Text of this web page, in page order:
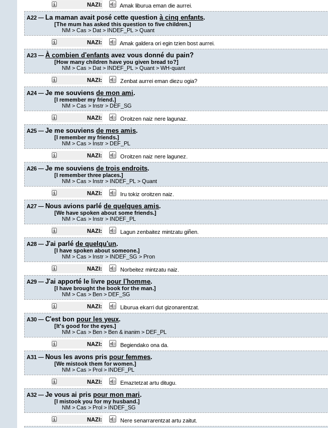
NAZI:
Amak liburua eman die aurrei.
A22 — La maman avait posé cette questionà cinq enfants.
[The mum has asked this question to five children.]
NM >Cas > Dat > INDEF_PL >Quant
NAZI:
Amak galdera ori egin tzien bost aurrei.
A23 —À combien d'enfants avez vous donné du pain?
[How many children have you given bread to?]
NM >Cas > Dat > INDEF_PL >Quant > WH-quant
NAZI:
Zenbat aurrei eman diezu ogia?
A24 —Je me souviensde mon ami.
[I remember my friend.]
NM >Cas > Instr > DEF_SG
NAZI:
Oroitzen naiz nere lagunaz.
A25 —Je me souviensde mes amis.
[I remember my friends.]
NM >Cas > Instr > DEF_PL
NAZI:
Oroitzen naiz nere lagunez.
A26 —Je me souviensde trois endroits.
[I remember three places.]
NM >Cas > Instr > INDEF_PL >Quant
NAZI:
Iru tokiz oroitzen naiz.
A27 — Nous avions parléde quelques amis.
[We have spoken about some friends.]
NM >Cas > Instr > INDEF_PL
NAZI:
Lagun zenbaitez mintzatu giñen.
A28 —J'ai parléde quelqu'un.
[I have spoken about someone.]
NM >Cas > Instr > INDEF_SG > Pron
NAZI:
Norbeitez mintzatu naiz.
A29 —J'ai apporté le livrepour l'homme.
[I have brought the book for the man.]
NM >Cas > Ben > DEF_SG
NAZI:
Liburua ekarri dut gizonarentzat.
A30 —C'est bonpour les yeux.
[It's good for the eyes.]
NM >Cas > Ben > Ben & inanim > DEF_PL
NAZI:
Begiendako ona da.
A31 — Nous les avons prispour femmes.
[We mistook them for women.]
NM >Cas > Prol > INDEF_PL
NAZI:
Emaztetzat artu ditugu.
A32 —Je vous ai prispour mon mari.
[I mistook you for my husband.]
NM >Cas > Prol > INDEF_SG
NAZI:
Nere senarrarentzat artu zaitut.